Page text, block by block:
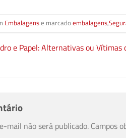
Embalagense marcadoembalagens,
e Papel: Alternativas ou Vítimas
mail não será publicado. Campos